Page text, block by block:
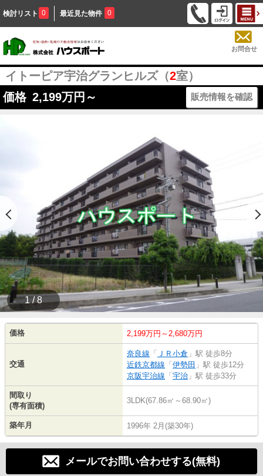
検討リスト 0 最近見た物件 0
お問合せ
イトーピア宇治グランヒルズ（2室）
価格 2,199万円～ 販売情報を確認
1 / 8
価格 2,199万円～2,680万円
交通
奈良線 「 ＪＲ小倉 」駅 徒歩8分
近鉄京都線 「 伊勢田 」駅 徒歩12分
京阪宇治線 「 宇治 」駅 徒歩33分
間取り
(専有面積)
3LDK(67.86㎡～68.90㎡)
築年月 1996年 2月(築30年)
メールでお問い合わせする(無料)